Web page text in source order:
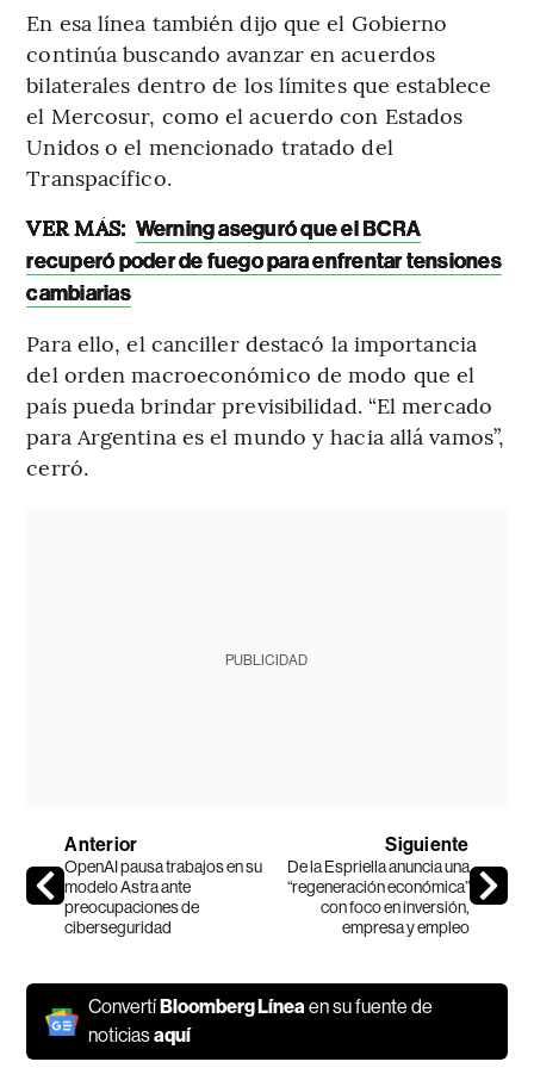
En esa línea también dijo que el Gobierno
continúa buscando avanzar en acuerdos
bilaterales dentro de los límites que establece
el Mercosur, como el acuerdo con Estados
Unidos o el mencionado tratado del
Transpacífico.
VER MÁS: Werning aseguró que el BCRA
recuperó poder de fuego para enfrentar tensiones
cambiarias
Para ello, el canciller destacó la importancia
del orden macroeconómico de modo que el
país pueda brindar previsibilidad. “El mercado
para Argentina es el mundo y hacia allá vamos”,
cerró.
PUBLICIDAD
Anterior
OpenAI pausa trabajos en su
modelo Astra ante
preocupaciones de
ciberseguridad
Siguiente
De la Espriella anuncia una
“regeneración económica”
con foco en inversión,
empresa y empleo
Convertí Bloomberg Líneaen su fuente de
noticiasaquí